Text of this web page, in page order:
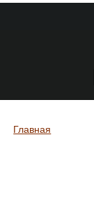
Вы здесь
Главная